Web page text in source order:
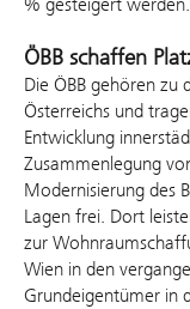
ÖBB schaffen
Die ÖBB gehören
Österreichs und
Entwicklung
Zusammenlegung
Modernisierung des
Lagen frei. Dort
zur
Wien in den
Grundeigentümer in